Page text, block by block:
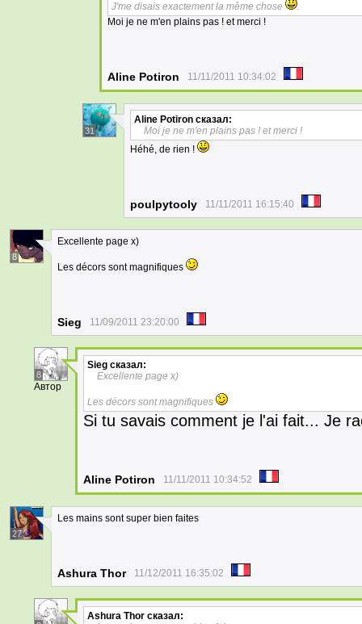
J'me disais exactement la même chose
.
Moi je ne m'en plains pas ! et merci !
Aline Potiron 11/11/2011 10:34:02
31
Aline Potiron сказал:
Moi je ne m'en plains pas ! et merci !
Héhé, de rien !
poulpytooly 11/11/2011 16:15:40
8
Excellente page x)
Les décors sont magnifiques
Sieg 11/09/2011 23:20:00
8
Автор
Sieg сказал:
Excellente page x)
Les décors sont magnifiques
Si tu savais comment je l'ai fait... Je
Aline Potiron 11/11/2011 10:34:52
27
Les mains sont super bien faites
Ashura Thor 11/12/2011 16:35:02
Ashura Thor сказал: